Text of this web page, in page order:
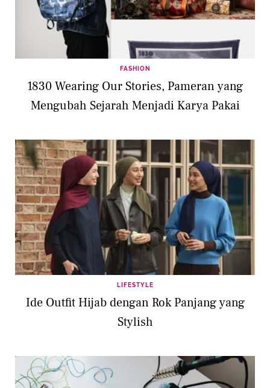
FASHION
1830 Wearing Our Stories, Pameran yang
Mengubah Sejarah Menjadi Karya Pakai
LIFESTYLE
Ide Outfit Hijab dengan Rok Panjang yang
Stylish